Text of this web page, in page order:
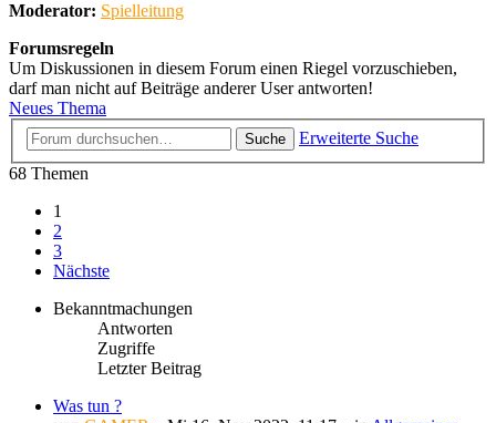
Moderator: Spielleitung
Forumsregeln
Um Diskussionen in diesem Forum einen Riegel vorzuschieben,
darf man nicht auf Beiträge anderer User antworten!
Neues Thema
Suche
Erweiterte Suche
68 Themen
1
2
3
Nächste
Bekanntmachungen
Antworten
Zugriffe
Letzter Beitrag
Was tun ?